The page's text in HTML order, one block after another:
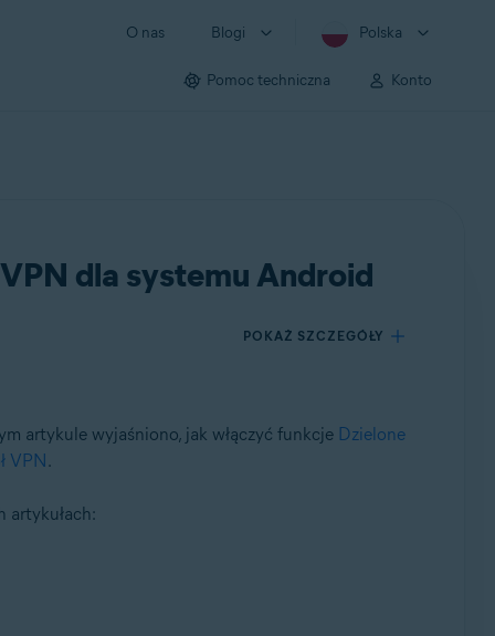
O nas Blogi Polska
Pomoc techniczna Konto
dla systemu Android
POKAŻ SZCZEGÓŁY
artykule wyjaśniono, jak włączyć funkcje Dzielone
VPN.
artykułach: